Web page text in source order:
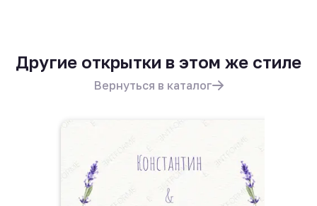
Другие открытки в этом же стиле
Вернуться в каталог